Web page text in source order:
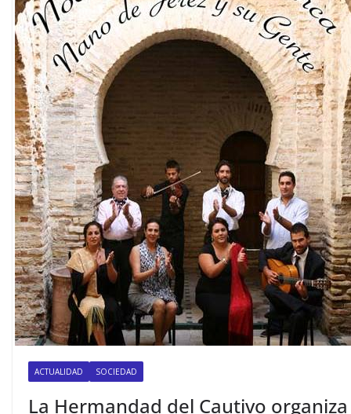
ACTUALIDAD SOCIEDAD
La Hermandad del Cautivo organiza